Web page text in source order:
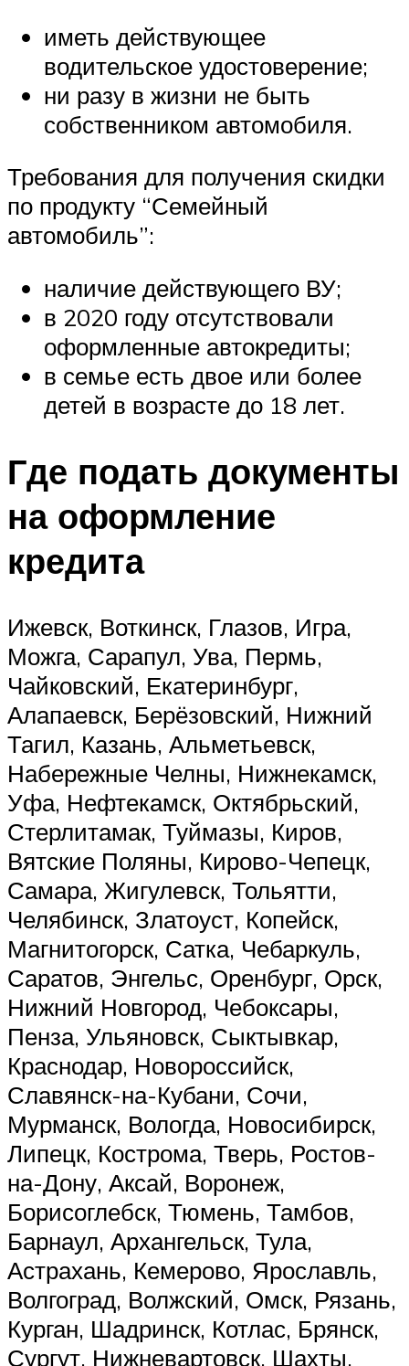
иметь действующее
водительское удостоверение;
ни разу в жизни не быть
собственником автомобиля.
Требования для получения скидки
по продукту “Семейный
автомобиль”:
наличие действующего ВУ;
в 2020 году отсутствовали
оформленные автокредиты;
в семье есть двое или более
детей в возрасте до 18 лет.
Где подать документы
на оформление
кредита
Ижевск, Воткинск, Глазов, Игра,
Можга, Сарапул, Ува, Пермь,
Чайковский, Екатеринбург,
Алапаевск, Берёзовский, Нижний
Тагил, Казань, Альметьевск,
Набережные Челны, Нижнекамск,
Уфа, Нефтекамск, Октябрьский,
Стерлитамак, Туймазы, Киров,
Вятские Поляны, Кирово-Чепецк,
Самара, Жигулевск, Тольятти,
Челябинск, Златоуст, Копейск,
Магнитогорск, Сатка, Чебаркуль,
Саратов, Энгельс, Оренбург, Орск,
Нижний Новгород, Чебоксары,
Пенза, Ульяновск, Сыктывкар,
Краснодар, Новороссийск,
Славянск-на-Кубани, Сочи,
Мурманск, Вологда, Новосибирск,
Липецк, Кострома, Тверь, Ростов-
на-Дону, Аксай, Воронеж,
Борисоглебск, Тюмень, Тамбов,
Барнаул, Архангельск, Тула,
Астрахань, Кемерово, Ярославль,
Волгоград, Волжский, Омск, Рязань,
Курган, Шадринск, Котлас, Брянск,
Сургут, Нижневартовск, Шахты,